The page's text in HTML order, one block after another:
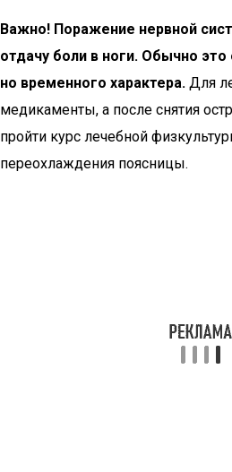
Важно! Поражение нервной
отдачу боли в ноги. Обычно это
но временного характера. Для
медикаменты, а после снятия
пройти курс лечебной
переохлаждения поясницы.